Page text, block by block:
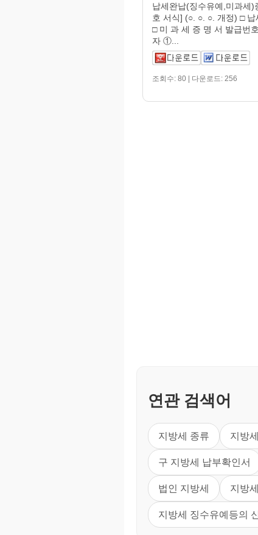
납세완납(징수유예,미과세)
호 서식] (○. ○. ○. 개정) □ 납
□ 미 과 세 증 명 서 발급번
자 ①...
조회수: 80 | 다운로드: 256
연관 검색어
지방세 종류 지방
구 지방세 납부확인서
법인 지방세 지방
지방세 징수유예등의